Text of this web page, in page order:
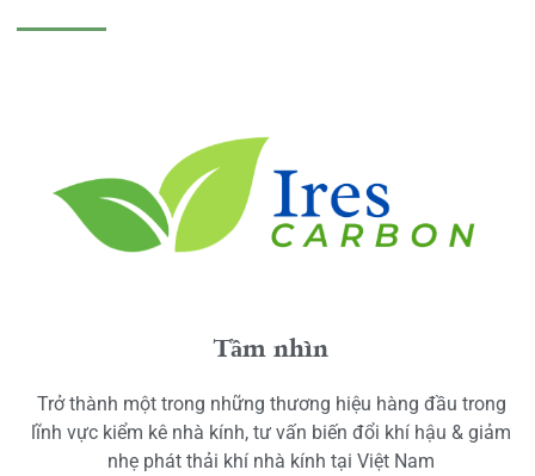
Tầm nhìn
Trở thành một trong những thương hiệu hàng đầu trong
lĩnh vực kiểm kê nhà kính, tư vấn biến đổi khí hậu & giảm
nhẹ phát thải khí nhà kính tại Việt Nam